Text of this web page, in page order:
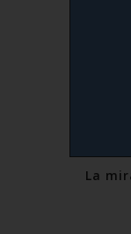
La